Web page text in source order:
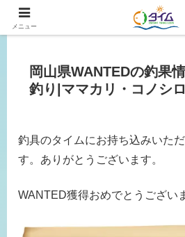
広島、岡山の釣り情報はタイ
岡山県WANTEDの釣果
釣り|ママカリ・コノシ
釣具のタイムにお持ち込みいた
す。ありがとうございます。
WANTED獲得おめでとうござい
メニュー